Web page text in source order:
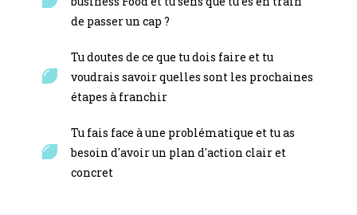
de passer un cap ?
Tu doutes de ce que tu dois faire et tu
voudrais savoir quelles sont les prochaines
étapes à franchir
Tu fais face à une problématique et tu as
besoin d'avoir un plan d'action clair et
concret